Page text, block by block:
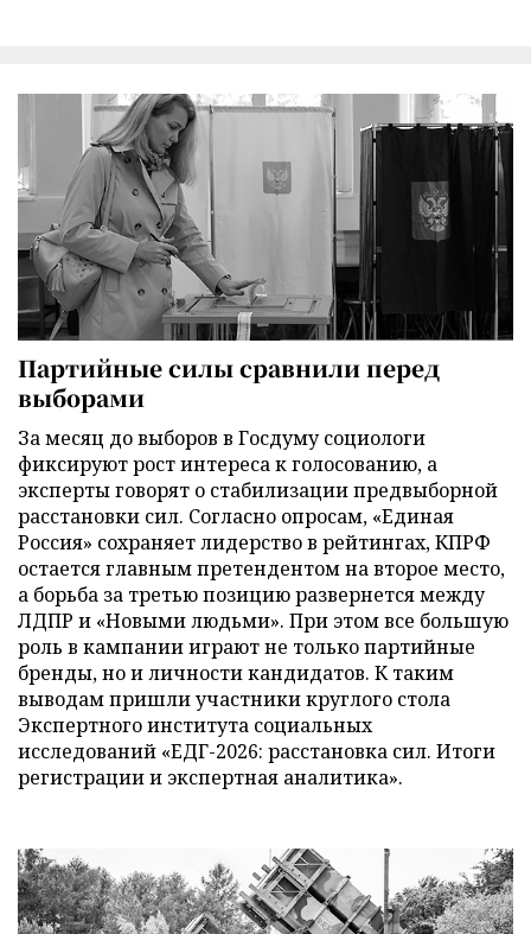
Партийные силы сравнили перед
выборами
За месяц до выборов в Госдуму социологи
фиксируют рост интереса к голосованию, а
эксперты говорят о стабилизации предвыборной
расстановки сил. Согласно опросам, «Единая
Россия» сохраняет лидерство в рейтингах, КПРФ
остается главным претендентом на второе место,
а борьба за третью позицию развернется между
ЛДПР и «Новыми людьми». При этом все большую
роль в кампании играют не только партийные
бренды, но и личности кандидатов. К таким
выводам пришли участники круглого стола
Экспертного института социальных
исследований «ЕДГ-2026: расстановка сил. Итоги
регистрации и экспертная аналитика».